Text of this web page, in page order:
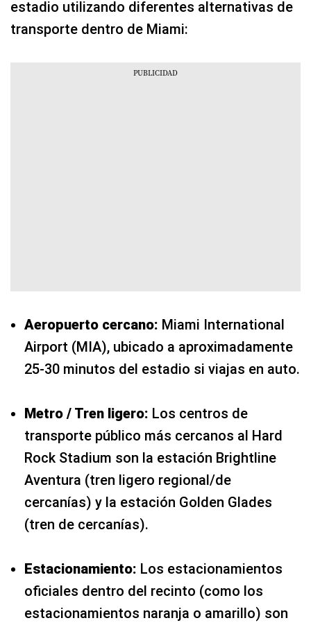
estadio utilizando diferentes alternativas de
transporte dentro de Miami:
Aeropuerto cercano: Miami International
Airport (MIA), ubicado a aproximadamente
25-30 minutos del estadio si viajas en auto.
Metro / Tren ligero: Los centros de
transporte público más cercanos al Hard
Rock Stadium son la estación Brightline
Aventura (tren ligero regional/de
cercanías) y la estación Golden Glades
(tren de cercanías).
Estacionamiento: Los estacionamientos
oficiales dentro del recinto (como los
estacionamientos naranja o amarillo) son